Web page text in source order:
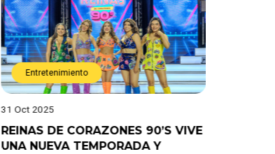
Entretenimiento
31 Oct 2025
REINAS DE CORAZONES 90’S VIVE
UNA NUEVA TEMPORADA Y